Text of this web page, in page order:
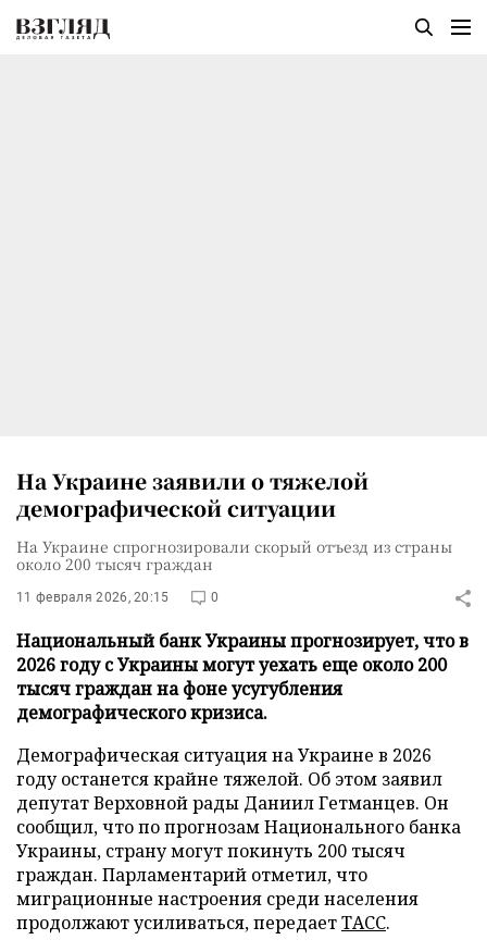
На Украине заявили о тяжелой
демографической ситуации
На Украине спрогнозировали скорый отъезд из страны
около 200 тысяч граждан
11 февраля 2026, 20:15 0
Национальный банк Украины прогнозирует, что в
2026 году с Украины могут уехать еще около 200
тысяч граждан на фоне усугубления
демографического кризиса.
Демографическая ситуация на Украине в 2026
году останется крайне тяжелой. Об этом заявил
депутат Верховной рады Даниил Гетманцев. Он
сообщил, что по прогнозам Национального банка
Украины, страну могут покинуть 200 тысяч
граждан. Парламентарий отметил, что
миграционные настроения среди населения
продолжают усиливаться, передаетТАСС.